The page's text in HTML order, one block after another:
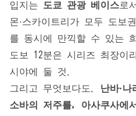
입지는 도쿄 관광 베이스로
몬·스카이트리가 모두 도보
를 동시에 만끽할 수 있는
도보 12분은 시리즈 최장이
시야에 둘 것.
그리고 무엇보다도. 난바·
소바의 저주를, 아사쿠사에